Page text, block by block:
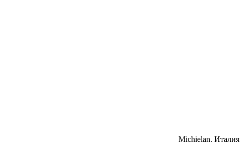
Michielan. Италия